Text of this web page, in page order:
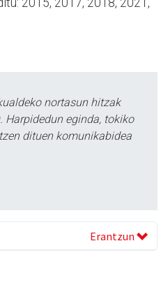
nortasun hitzak
Harpidedun eginda, tokiko
dituen komunikabidea
Erantzun